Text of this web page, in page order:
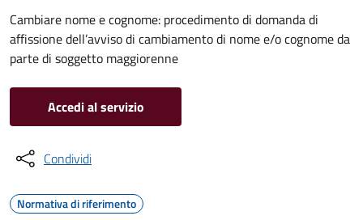
Cambiare nome e cognome: procedimento di domanda di
affissione dell’avviso di cambiamento di nome e/o cognome da
parte di soggetto maggiorenne
Accedi al servizio
Condividi
Normativa di riferimento